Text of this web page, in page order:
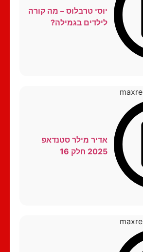
יוסי טרבלוס – מה קורה
לילדים בגמילה?
אדיר מילר סטנדאפ
2025 חלק 16